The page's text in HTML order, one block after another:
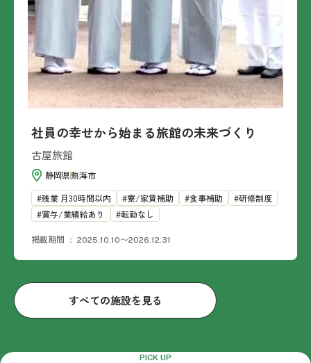
社員の幸せから始まる旅館の未来づくり
古屋旅館
静岡県熱海市
残業 月30時間以内
寮/家賃補助 食事補助
研修制度
賞与/業績給あり
転勤なし
掲載期間 2025.10.10〜2026.12.31
すべての施設を見る
PICK UP